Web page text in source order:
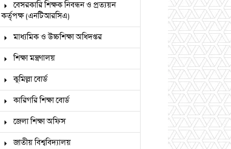
বেসরকারি শিক্ষক নিবন্ধন ও প্রত্যয়ন
কর্তৃপক্ষ (এনটিআরসিএ)
মাধ্যমিক ও উচ্চশিক্ষা অধিদপ্তর
শিক্ষা মন্ত্রণালয়
কুমিল্লা বোর্ড
কারিগরি শিক্ষা বোর্ড
জেলা শিক্ষা অফিস
জাতীয় বিশ্ববিদ্যালয়